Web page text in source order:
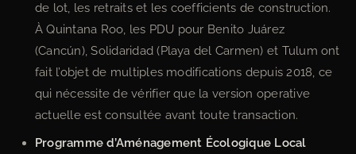
de lot, les retraits et les coefficients de construction.
À Quintana Roo, les PDU pour Benito Juárez
(Cancún), Solidaridad (Playa del Carmen) et Tulum ont
fait l’objet de multiples modifications depuis 2018, ce
qui nécessite de vérifier que la version operative
actuelle est consultée avant toute transaction.
Programme d’Aménagement Écologique Local